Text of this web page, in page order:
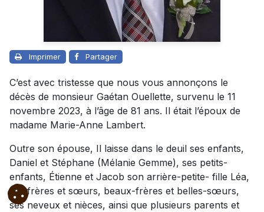
Imprimer Partager
C’est avec tristesse que nous vous annonçons le
décès de monsieur Gaétan Ouellette, survenu le 11
novembre 2023, à l’âge de 81 ans. Il était l’époux de
madame Marie-Anne Lambert.
Outre son épouse, Il laisse dans le deuil ses enfants,
Daniel et Stéphane (Mélanie Gemme), ses petits-
enfants, Étienne et Jacob son arrière-petite- fille Léa,
ses frères et sœurs, beaux-frères et belles-sœurs,
ses neveux et nièces, ainsi que plusieurs parents et